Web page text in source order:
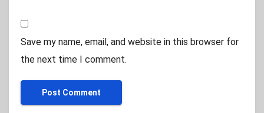
Save my name, email, and website in this browser for
the next time I comment.